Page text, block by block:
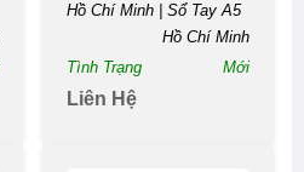
Hồ Chí Minh | Sổ Tay A5
Hồ Chí Minh
Tình Trạng
Mới
Liên Hệ